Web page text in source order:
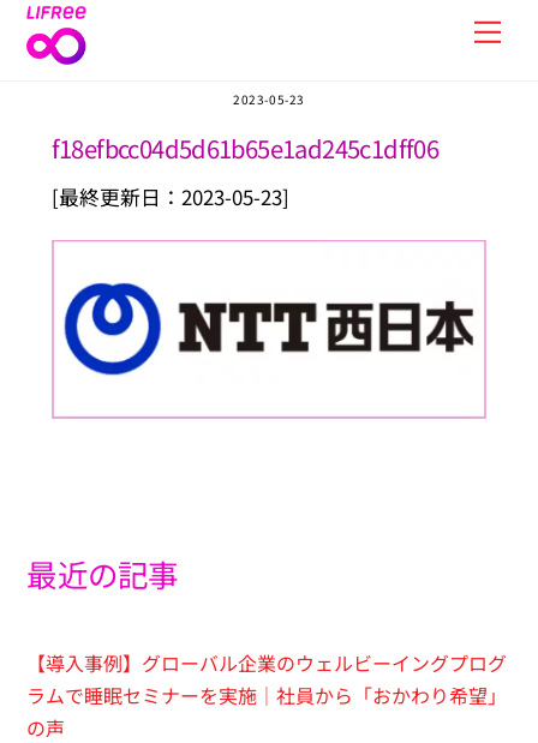
Skip
2023-05-23
f18efbcc04d5d61b65e1ad245c1dff06
[最終更新日：2023-05-23]
最近の記事
【導入事例】グローバル企業のウェルビーイングプログ
ラムで睡眠セミナーを実施｜社員から「おかわり希望」
の声